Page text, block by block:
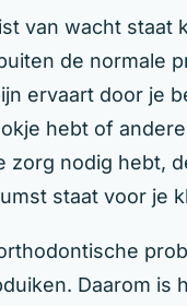
van wacht staat
de normale
ervaart door je
hebt of
zorg nodig hebt,
staat voor je
Daarom is